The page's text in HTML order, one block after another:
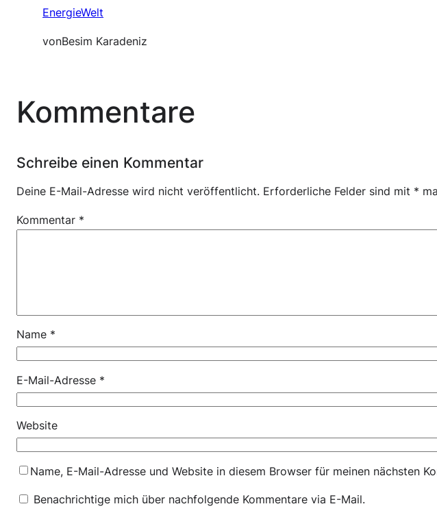
EnergieWelt
vonBesim Karadeniz
Kommentare
Schreibe einen Kommentar
Deine E-Mail-Adresse wird nicht veröffentlicht. Erforderliche Felder sind mit *
Kommentar *
Name *
E-Mail-Adresse *
Website
Name, E-Mail-Adresse und Website in diesem Browser für meinen nächsten
Benachrichtige mich über nachfolgende Kommentare via E-Mail.